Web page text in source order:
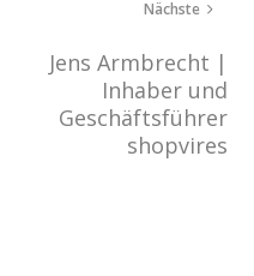
Nächste
Jens Armbrecht |
Inhaber und
Geschäftsführer
shopvires